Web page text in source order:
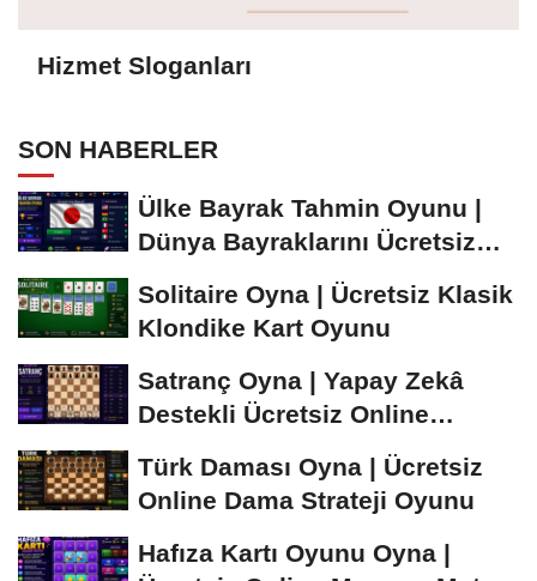
Hizmet Sloganları
SON HABERLER
Ülke Bayrak Tahmin Oyunu |
Dünya Bayraklarını Ücretsiz
Solitaire Oyna | Ücretsiz Klasik
Klondike Kart Oyunu
Satranç Oyna | Yapay Zekâ
Destekli Ücretsiz Online
Türk Daması Oyna | Ücretsiz
Online Dama Strateji Oyunu
Hafıza Kartı Oyunu Oyna |